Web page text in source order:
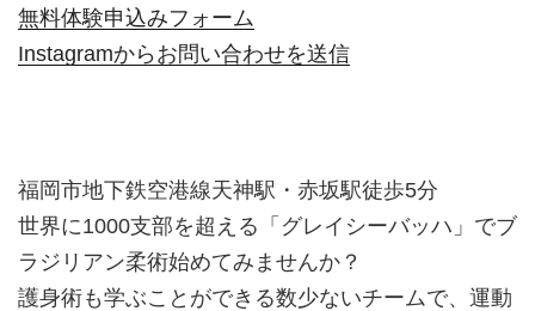
無料体験申込みフォーム
Instagramからお問い合わせを送信
福岡市地下鉄空港線天神駅・赤坂駅徒歩5分
世界に1000支部を超える「グレイシーバッハ」でブ
ラジリアン柔術始めてみませんか？
護身術も学ぶことができる数少ないチームで、運動